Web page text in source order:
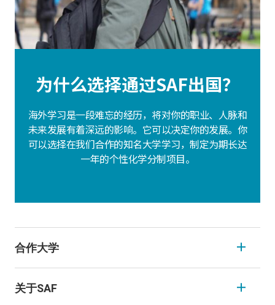
为什么选择通过SAF出国？
海外学习是一段难忘的经历，将对你的职业、人脉和
未来发展有着深远的影响。它可以决定你的发展。你
可以选择在我们合作的知名大学学习，制定为期长达
一年的个性化学分制项目。
合作大学
关于SAF